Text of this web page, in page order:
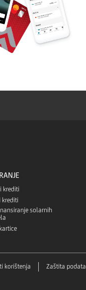
krediti
krediti
solarnih
korištenja Zaštita